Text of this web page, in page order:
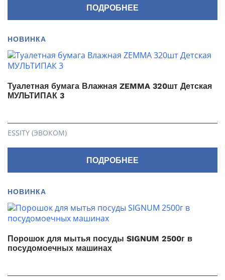
ПОДРОБНЕЕ
НОВИНКА
Туалетная бумага Влажная ZEMMA 320шт Детская
МУЛЬТИПАК 3
ESSITY (ЭВОКОМ)
ПОДРОБНЕЕ
НОВИНКА
Порошок для мытья посуды SIGNUM 2500г в
посудомоечных машинах